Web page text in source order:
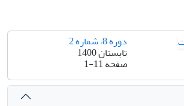
دوره 8، شماره 2
تابستان 1400
صفحه1-11